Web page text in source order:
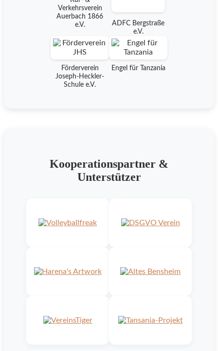
Verkehrsverein
Auerbach 1866
e.V.
ADFC Bergstraße
e.V.
Förderverein
Joseph-Heckler-
Schule e.V.
Engel für Tanzania
Kooperationspartner &
Unterstützer